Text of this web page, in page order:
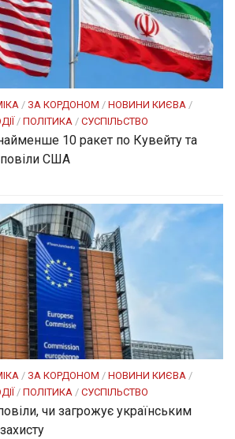
/ ЗА КОРДОНОМ / НОВИНИ КИЄВА /
/ ПОЛІТИКА / СУСПІЛЬСТВО
10 ракет по Кувейту та
США
/ ЗА КОРДОНОМ / НОВИНИ КИЄВА /
/ ПОЛІТИКА / СУСПІЛЬСТВО
чи загрожує українським